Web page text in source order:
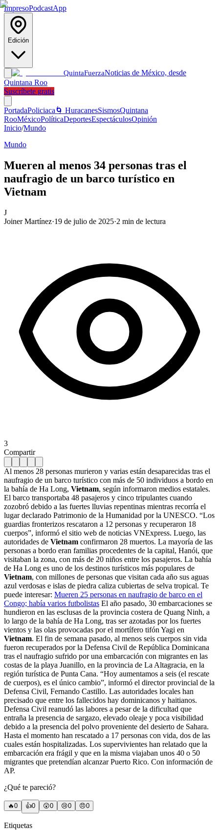
ImpresoPodcastApp
Edición
QuintaFuerzaNoticias de México, desde
Quintana Roo
Suscríbete gratis
PortadaPoliciaca 🌀 HuracanesSismosQuintana
RooMéxicoPolíticaDeportesEspectáculosOpinión
Inicio/Mundo
Mundo
Mueren al menos 34 personas tras el
naufragio de un barco turístico en
Vietnam
J
Joiner Martínez·19 de julio de 2025·2 min de lectura
3
Compartir
Al menos 28 personas murieron y varias están desaparecidas tras el
naufragio de un barco turístico con más de 50 individuos a bordo en
la bahía de Ha Long, Vietnam, según informaron medios estatales.
El barco transportaba 48 pasajeros y cinco tripulantes cuando
zozobró debido a las fuertes lluvias repentinas mientras recorría el
lugar declarado Patrimonio de la Humanidad por la UNESCO. “Los
guardias fronterizos rescataron a 12 personas y recuperaron 18
cuerpos”, informó el sitio web de noticias VNExpress. Luego, las
autoridades de Vietnam confirmaron 28 muertos. La mayoría de las
personas a bordo eran familias procedentes de la capital, Hanói, que
visitaban la zona, con más de 20 niños entre los pasajeros. La bahía
de Ha Long es uno de los destinos turísticos más populares de
Vietnam, con millones de personas que visitan cada año sus aguas
azul verdosas e islas de piedra caliza cubiertas de selva tropical. Te
puede interesar: Mueren 25 personas en naufragio de barco en el
Congo; había varios futbolistas El año pasado, 30 embarcaciones se
hundieron en las esclusas de la provincia costera de Quang Ninh, a
lo largo de la bahía de Ha Long, tras ser azotadas por los fuertes
vientos y las olas provocadas por el mortífero tifón Yagi en
Vietnam. El fin de semana pasado, al menos seis cuerpos sin vida
fueron recuperados por la Defensa Civil de República Dominicana
tras el naufragio sufrido por una embarcación con migrantes en las
costas de la playa Juanillo, en la provincia de La Altagracia, en la
región turística de Punta Cana. “Hoy aumentamos a seis (el rescate
de cuerpos), es el único cambio”, informó el director provincial de la
Defensa Civil, Fernando Castillo. Las autoridades locales han
precisado que entre los fallecidos hay dominicanos y haitianos.
Defensa Civil reanudó las labores a pesar de la dificultad que
entraña la presencia de sargazo, elevado oleaje y poca visibilidad
debido a la presencia del polvo proveniente del desierto de Sahara.
Hasta el momento han rescatado a 17 personas con vida, dos de las
cuales están hospitalizadas. Los supervivientes han relatado que la
embarcación era frágil y que en la misma viajaban unos 40 o 50
migrantes que pretendían alcanzar Puerto Rico. Con información de
AP.
¿Qué te pareció?
🔥0 👍0 😲0 😢0 😠0
Etiquetas